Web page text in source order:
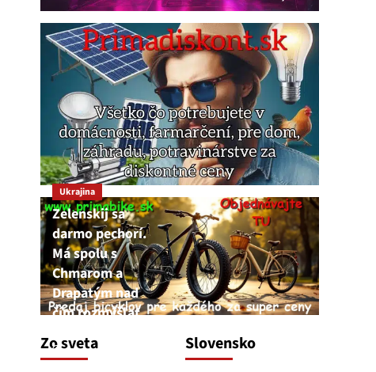
Zo sveta
Ukrajina
Zelenskij sa
darmo pechorí.
Má spolu s
Chmarom a
Drapatým nad
čím rozmýšľať
medvedar
8. augusta 2026
Slovensko